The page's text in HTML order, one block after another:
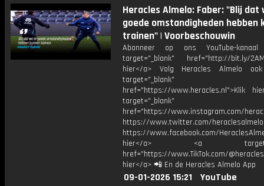
Heracles Almelo: Faber: "Blij dat
goede omstandigheden hebben
trainen" | Voorbeschouwin
Abonneer op ons YouTube-
target="_blank" href="http://bit.ly/
hier</a> Volg Heracles Almelo
target="_blank"
href="https://www.heracles.nl">Klik
target="_blank"
href="https://www.instagram.com/
https://www.twitter.com/heraclesalmelo
https://www.facebook.com/
hier</a> <a
href="https://www.TikTok.com/
hier</a> 📲 En de Heracles Almelo App
09-01-2026 15:21 YouTube